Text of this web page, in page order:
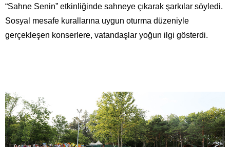
“Sahne Senin” etkinliğinde sahneye çıkarak şarkılar söyledi.
Sosyal mesafe kurallarına uygun oturma düzeniyle
gerçekleşen konserlere, vatandaşlar yoğun ilgi gösterdi.